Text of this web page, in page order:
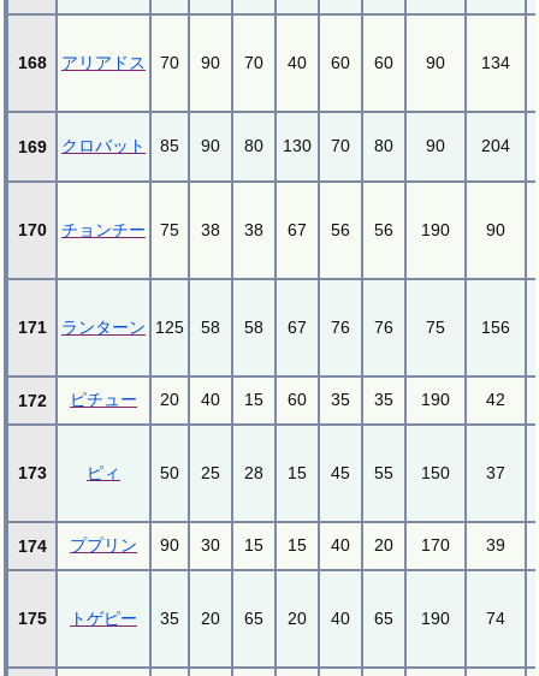
168 アリアドス 70 90 70 40 60 60 90 134
169 クロバット 85 90 80 130 70 80 90 204
170 チョンチー 75 38 38 67 56 56 190 90
171 ランターン 125 58 58 67 76 76 75 156
172 ピチュー 20 40 15 60 35 35 190 42
173 ピィ 50 25 28 15 45 55 150 37
174 ププリン 90 30 15 15 40 20 170 39
175 トゲピー 35 20 65 20 40 65 190 74